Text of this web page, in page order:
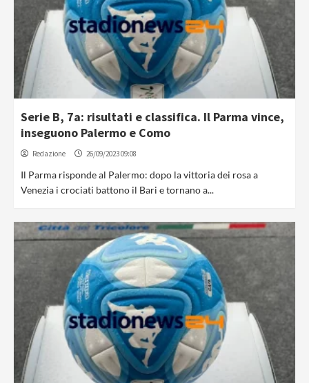
Serie B, 7a: risultati e classifica. Il Parma vince,
inseguono Palermo e Como
Redazione 26/09/2023 09:08
Il Parma risponde al Palermo: dopo la vittoria dei rosa a
Venezia i crociati battono il Bari e tornano a...